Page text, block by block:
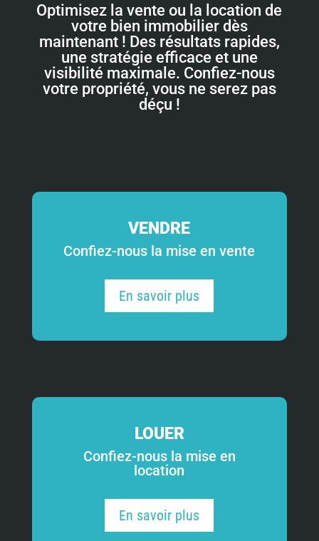
Optimisez la vente ou la location de
votre bien immobilier dès
maintenant ! Des résultats rapides,
une stratégie efficace et une
visibilité maximale. Confiez-nous
votre propriété, vous ne serez pas
déçu !
VENDRE
Confiez-nous la mise en vente
En savoir plus
LOUER
Confiez-nous la mise en
location
En savoir plus